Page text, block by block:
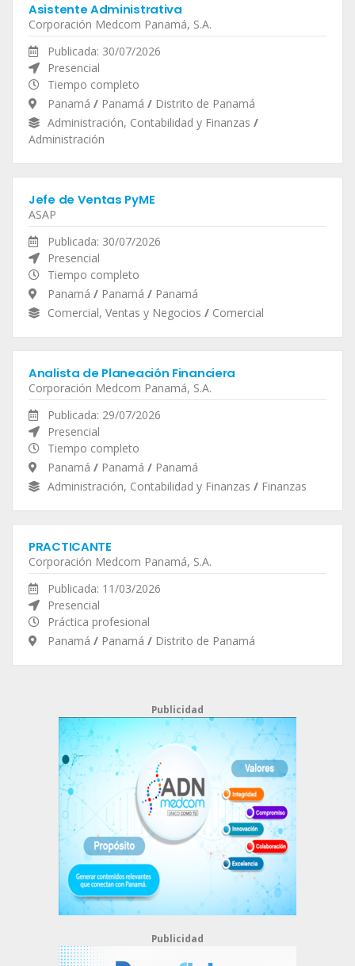
Asistente Administrativa
Corporación Medcom Panamá, S.A.
Publicada: 30/07/2026
Presencial
Tiempo completo
Panamá / Panamá / Distrito de Panamá
Administración, Contabilidad y Finanzas /
Administración
Jefe de Ventas PyME
ASAP
Publicada: 30/07/2026
Presencial
Tiempo completo
Panamá / Panamá / Panamá
Comercial, Ventas y Negocios / Comercial
Analista de Planeación Financiera
Corporación Medcom Panamá, S.A.
Publicada: 29/07/2026
Presencial
Tiempo completo
Panamá / Panamá / Panamá
Administración, Contabilidad y Finanzas / Finanzas
PRACTICANTE
Corporación Medcom Panamá, S.A.
Publicada: 11/03/2026
Presencial
Práctica profesional
Panamá / Panamá / Distrito de Panamá
Publicidad
Publicidad